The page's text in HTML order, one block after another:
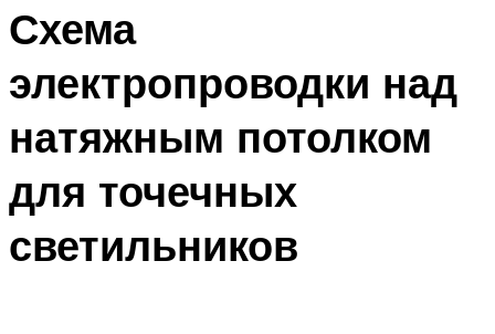
Схема
электропроводки над
натяжным потолком
для точечных
светильников